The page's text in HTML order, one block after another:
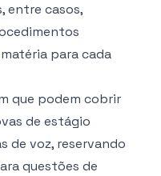
entre casos,
para cada
que podem cobrir
de estágio
de voz, reservando
questões de